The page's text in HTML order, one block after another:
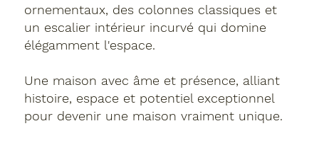
ornementaux, des colonnes classiques et
un escalier intérieur incurvé qui domine
élégamment l'espace.
Une maison avec âme et présence, alliant
histoire, espace et potentiel exceptionnel
pour devenir une maison vraiment unique.